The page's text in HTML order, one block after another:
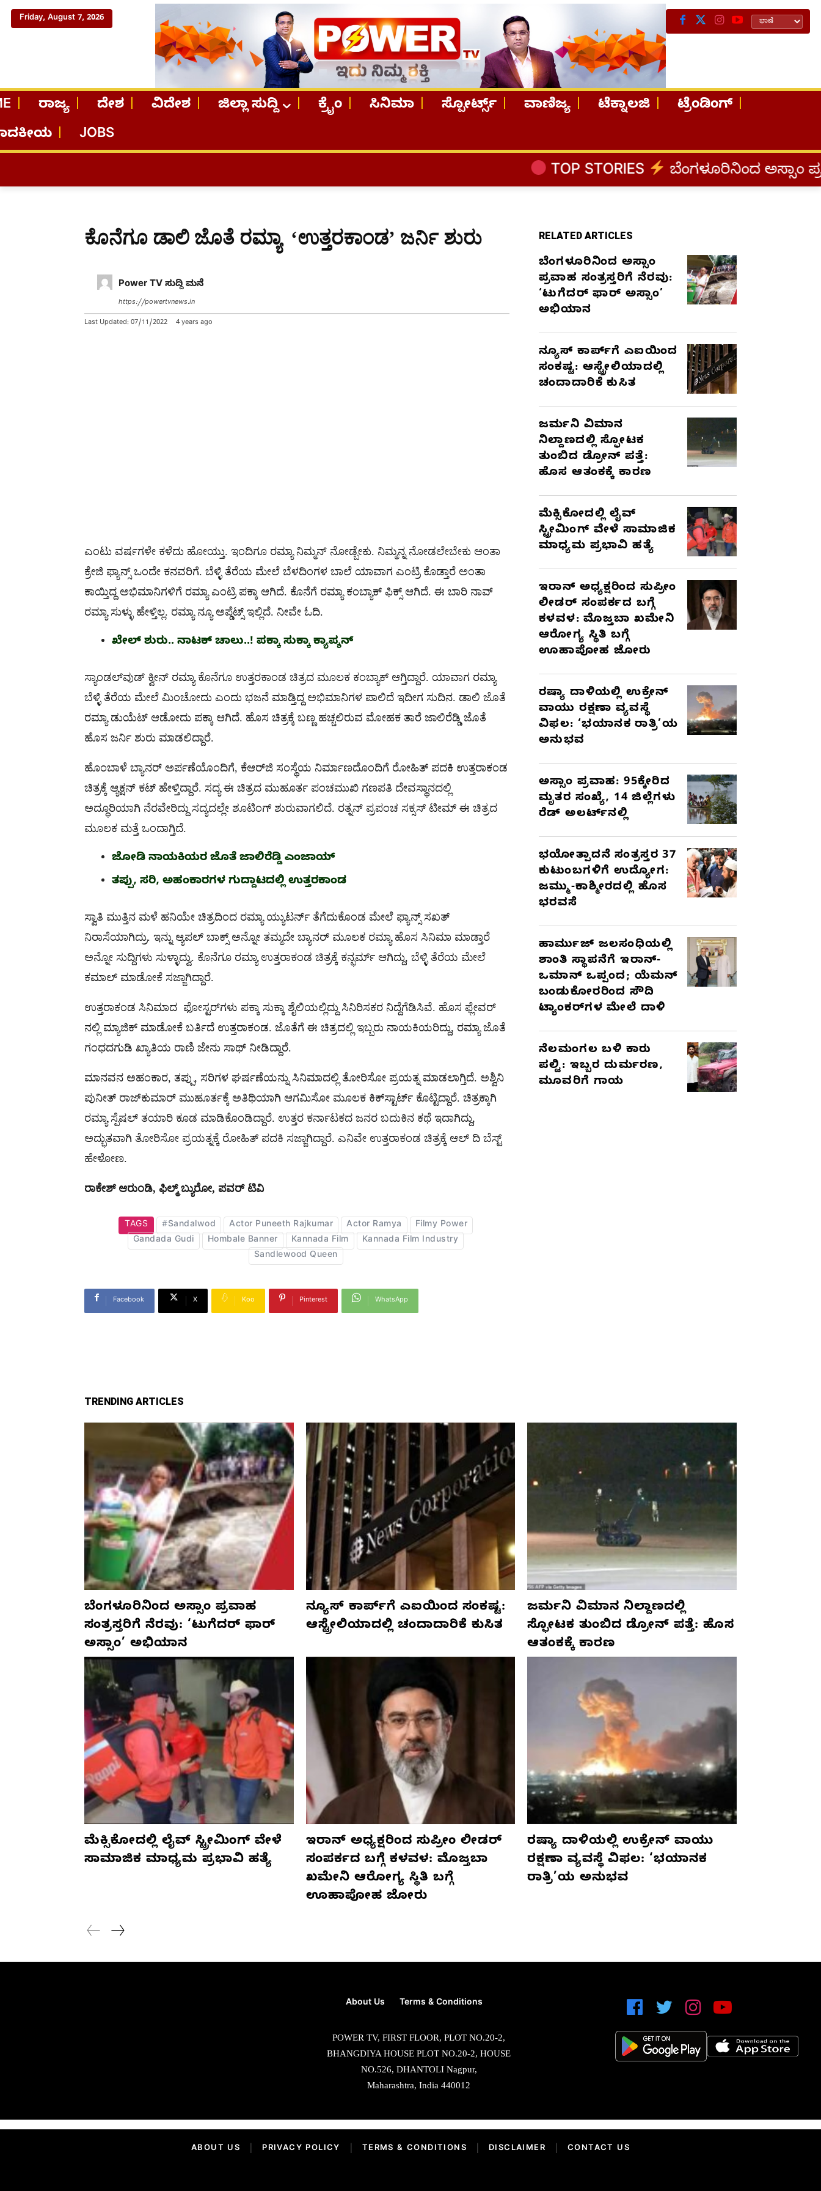
Friday, August 7, 2026
ರಾಜ್ಯ ದೇಶ ವಿದೇಶ ಜಿಲ್ಲಾ ಸುದ್ದಿ ಕ್ರೈಂ ಸಿನಿಮಾ ಸ್ಪೋರ್ಟ್ಸ್ ವಾಣಿಜ್ಯ ಟೆಕ್ನಾಲಜಿ
ಟ್ರೆಂಡಿಂಗ್
JOBS
TOP STORIES ಬೆಂಗಳೂರಿನಿಂದ ಅಸ್ಸಾಂ ಪ್ರವಾಹ
ಕೊನೆಗೂ ಡಾಲಿ ಜೊತೆ ರಮ್ಯಾ ‘ಉತ್ತರಕಾಂಡ’ ಜರ್ನಿ ಶುರು
Power TV ಸುದ್ದಿ ಮನೆ
https://powertvnews.in
Last Updated: 07/11/2022 4 years ago
ಎಂಟು ವರ್ಷಗಳೇ ಕಳೆದು ಹೋಯ್ತು. ಇಂದಿಗೂ ರಮ್ಯಾ ನಿಮ್ಮನ್​ ನೋಡ್ಬೇಕು. ನಿಮ್ಮನ್ನ ನೋಡಲೇಬೇಕು ಆಂತಾ
ಕ್ರೇಜಿ ಫ್ಯಾನ್ಸ್​ ಒಂದೇ ಕನವರಿಗೆ. ಬೆಳ್ಳಿ ತೆರೆಯ ಮೇಲೆ ಬೆಳದಿಂಗಳ ಬಾಲೆ ಯಾವಾಗ ಎಂಟ್ರಿ ಕೊಡ್ತಾರೆ ಅಂತಾ
ಕಾಯ್ತಿದ್ದ ಅಭಿಮಾನಿಗಳಿಗೆ ರಮ್ಯಾ ಎಂಟ್ರಿ ಪಕ್ಕಾ ಆಗಿದೆ. ಕೊನೆಗೆ ರಮ್ಯಾ ಕಂಬ್ಯಾಕ್​​ ಫಿಕ್ಸ್​ ಆಗಿದೆ. ಈ ಬಾರಿ ನಾವ್​​
ರಮ್ಯಾ ಸುಳ್ಳು ಹೇಳ್ತಿಲ್ಲ. ರಮ್ಯಾ ನ್ಯೂ ಅಪ್ಡೆಟ್ಸ್​​ ಇಲ್ಲಿದೆ. ನೀವೇ ಓದಿ.
ಖೇಲ್​ ಶುರು.. ನಾಟಕ್​​ ಚಾಲು..! ಪಕ್ಕಾ ಸುಕ್ಕಾ ಕ್ಯಾಪ್ಶನ್
ಸ್ಯಾಂಡಲ್​ವುಡ್​​ ಕ್ವೀನ್​​ ರಮ್ಯಾ ಕೊನೆಗೂ ಉತ್ತರಕಾಂಡ ಚಿತ್ರದ ಮೂಲಕ ಕಂಬ್ಯಾಕ್​ ಆಗ್ತಿದ್ದಾರೆ. ಯಾವಾಗ ರಮ್ಯಾ
ಬೆಳ್ಳಿ ತೆರೆಯ ಮೇಲೆ ಮಿಂಚೋದು ಎಂದು ಭಜನೆ ಮಾಡ್ತಿದ್ದ ಅಭಿಮಾನಿಗಳ ಪಾಲಿದೆ ಇದೀಗ ಸುದಿನ. ಡಾಲಿ ಜೊತೆ
ರಮ್ಯಾ ಡುಯೆಟ್ ಆಡೋದು​​ ಪಕ್ಕಾ ಆಗಿದೆ. ಹೊಸ ಚಿತ್ರಕ್ಕೆ ಬಣ್ಣ ಹಚ್ಚಲಿರುವ ಮೋಹಕ ತಾರೆ ಜಾಲಿರೆಡ್ಡಿ ಜೊತೆ
ಹೊಸ ಜರ್ನಿ ಶುರು ಮಾಡಲಿದ್ದಾರೆ.
ಹೊಂಬಾಳೆ ಬ್ಯಾನರ್​​ ಅರ್ಪಣೆಯೊಂದಿಗೆ, ಕೆಆರ್​​ಜಿ ಸಂಸ್ಥೆಯ ನಿರ್ಮಾಣದೊಂದಿಗೆ ರೋಹಿತ್​ ಪದಕಿ ಉತ್ತರಾಕಂಡ
ಚಿತ್ರಕ್ಕೆ ಆ್ಯಕ್ಷನ್​ ಕಟ್​​ ಹೇಳ್ತಿದ್ದಾರೆ. ಸದ್ಯ ಈ ಚಿತ್ರದ ಮುಹೂರ್ತ ಪಂಚಮುಖಿ ಗಣಪತಿ ದೇವಸ್ಥಾನದಲ್ಲಿ
ಅದ್ಧೂರಿಯಾಗಿ ನೆರವೇರಿದ್ದು ಸದ್ಯದಲ್ಲೇ ಶೂಟಿಂಗ್​ ಶುರುವಾಗಲಿದೆ. ರತ್ನನ್​ ಪ್ರಪಂಚ ಸಕ್ಸಸ್​​​ ಟೀಮ್​ ಈ ಚಿತ್ರದ
ಮೂಲಕ ಮತ್ತೆ ಒಂದಾಗ್ತಿದೆ.
ಜೋಡಿ ನಾಯಕಿಯರ ಜೊತೆ ಜಾಲಿರೆಡ್ಡಿ ಎಂಜಾಯ್​
ತಪ್ಪು, ಸರಿ, ಅಹಂಕಾರಗಳ ಗುದ್ದಾಟದಲ್ಲಿ ಉತ್ತರಕಾಂಡ
ಸ್ವಾತಿ ಮುತ್ತಿನ ಮಳೆ ಹನಿಯೇ ಚಿತ್ರದಿಂದ ರಮ್ಯಾ ಯ್ಯುಟರ್ನ್​​​ ತೆಗೆದುಕೊಂಡ ಮೇಲೆ ಫ್ಯಾನ್ಸ್​​ ಸಖತ್
ನಿರಾಸೆಯಾಗಿದ್ರು. ಇನ್ನು ಆ್ಯಪಲ್​ ಬಾಕ್ಸ್​​ ಅನ್ನೋ ತಮ್ಮದೇ ಬ್ಯಾನರ್​ ಮೂಲಕ ರಮ್ಯಾ ಹೊಸ ಸಿನಿಮಾ ಮಾಡ್ತಾರೆ
ಅನ್ನೋ ಸುದ್ದಿಗಳು ಸುಳ್ಳಾದ್ವು. ಕೊನೆಗೂ ರಮ್ಯಾ ಉತ್ತರಾಕಂಡ ಚಿತ್ರಕ್ಕೆ ಕನ್ಫರ್ಮ್​ ಆಗಿದ್ದು, ಬೆಳ್ಳಿ ತೆರೆಯ ಮೇಲೆ
ಕಮಾಲ್​ ಮಾಡೋಕೆ ಸಜ್ಜಾಗಿದ್ದಾರೆ.
ಉತ್ತರಾಕಂಡ ಸಿನಿಮಾದ ಫೋಸ್ಟರ್​ಗಳು ಪಕ್ಕಾ ಸುಕ್ಕಾ ಶೈಲಿಯಲ್ಲಿದ್ದು ಸಿನಿರಿಸಕರ ನಿದ್ದೆಗೆಡಿಸಿವೆ. ಹೊಸ ಫ್ಲೇವರ್​
ನಲ್ಲಿ ಮ್ಯಾಜಿಕ್​ ಮಾಡೋಕೆ ಬರ್ತಿದೆ ಉತ್ತರಾಕಂಡ. ಜೊತೆಗೆ ಈ ಚಿತ್ರದಲ್ಲಿ ಇಬ್ಬರು ನಾಯಕಿಯರಿದ್ದು, ರಮ್ಯಾ ಜೊತೆ
ಗಂಧದಗುಡಿ ಖ್ಯಾತಿಯ ರಾಣಿ ಜೇನು ಸಾಥ್​ ನೀಡಿದ್ದಾರೆ.
ಮಾನವನ ಅಹಂಕಾರ, ತಪ್ಪು, ಸರಿಗಳ ಘರ್ಷಣೆಯನ್ನು ಸಿನಿಮಾದಲ್ಲಿ ತೋರಿಸೋ ಪ್ರಯತ್ನ ಮಾಡಲಾಗ್ತಿದೆ. ಅಶ್ವಿನಿ
ಪುನೀತ್​ ರಾಜ್​ಕುಮಾರ್​​ ಮುಹೂರ್ತಕ್ಕೆ ಅತಿಥಿಯಾಗಿ ಆಗಮಿಸೋ ಮೂಲಕ ಕಿಕ್​ಸ್ಟಾರ್ಟ್​ ಕೊಟ್ಟಿದ್ದಾರೆ. ಚಿತ್ರಕ್ಕಾಗಿ
ರಮ್ಯಾ ಸ್ಪೆಷಲ್​ ತಯಾರಿ ಕೂಡ ಮಾಡಿಕೊಂಡಿದ್ದಾರೆ. ಉತ್ತರ ಕರ್ನಾಟಕದ ಜನರ ಬದುಕಿನ ಕಥೆ ಇದಾಗಿದ್ದು,
ಅದ್ಭುತವಾಗಿ ತೋರಿಸೋ ಪ್ರಯತ್ನಕ್ಕೆ ರೋಹಿತ್​ ಪದಕಿ ಸಜ್ಜಾಗಿದ್ದಾರೆ. ಎನಿವೇ ಉತ್ತರಾಕಂಡ ಚಿತ್ರಕ್ಕೆ ಆಲ್​ ದಿ ಬೆಸ್ಟ್​​
ಹೇಳೋಣ.
ರಾಕೇಶ್​ ಆರುಂಡಿ, ಫಿಲ್ಮ್​ ಬ್ಯುರೋ, ಪವರ್ ಟಿವಿ
TAGS #Sandalwod Actor Puneeth Rajkumar Actor Ramya
Filmy Power
Gandada Gudi
Hombale Banner Kannada Film
Kannada Film Industry
Sandlewood Queen
Facebook X Koo Pinterest WhatsApp
RELATED ARTICLES
ಬೆಂಗಳೂರಿನಿಂದ ಅಸ್ಸಾಂ
ಪ್ರವಾಹ ಸಂತ್ರಸ್ತರಿಗೆ ನೆರವು:
‘ಟುಗೆದರ್ ಫಾರ್ ಅಸ್ಸಾಂ’
ಅಭಿಯಾನ
ನ್ಯೂಸ್ ಕಾರ್ಪ್‌ಗೆ ಎಐಯಿಂದ
ಸಂಕಷ್ಟ: ಆಸ್ಟ್ರೇಲಿಯಾದಲ್ಲಿ
ಚಂದಾದಾರಿಕೆ ಕುಸಿತ
ಜರ್ಮನಿ ವಿಮಾನ
ನಿಲ್ದಾಣದಲ್ಲಿ ಸ್ಫೋಟಕ
ತುಂಬಿದ ಡ್ರೋನ್ ಪತ್ತೆ:
ಹೊಸ ಆತಂಕಕ್ಕೆ ಕಾರಣ
ಮೆಕ್ಸಿಕೋದಲ್ಲಿ ಲೈವ್
ಸ್ಟ್ರೀಮಿಂಗ್ ವೇಳೆ ಸಾಮಾಜಿಕ
ಮಾಧ್ಯಮ ಪ್ರಭಾವಿ ಹತ್ಯೆ
ಇರಾನ್ ಅಧ್ಯಕ್ಷರಿಂದ ಸುಪ್ರೀಂ
ಲೀಡರ್ ಸಂಪರ್ಕದ ಬಗ್ಗೆ
ಕಳವಳ: ಮೊಜ್ತಬಾ ಖಮೇನಿ
ಆರೋಗ್ಯ ಸ್ಥಿತಿ ಬಗ್ಗೆ
ಊಹಾಪೋಹ ಜೋರು
ರಷ್ಯಾ ದಾಳಿಯಲ್ಲಿ ಉಕ್ರೇನ್
ವಾಯು ರಕ್ಷಣಾ ವ್ಯವಸ್ಥೆ
ವಿಫಲ: ‘ಭಯಾನಕ ರಾತ್ರಿ’ಯ
ಅನುಭವ
ಅಸ್ಸಾಂ ಪ್ರವಾಹ: 95ಕ್ಕೇರಿದ
ಮೃತರ ಸಂಖ್ಯೆ, 14 ಜಿಲ್ಲೆಗಳು
ರೆಡ್ ಅಲರ್ಟ್‌ನಲ್ಲಿ
ಭಯೋತ್ಪಾದನೆ ಸಂತ್ರಸ್ತರ 37
ಕುಟುಂಬಗಳಿಗೆ ಉದ್ಯೋಗ:
ಜಮ್ಮು-ಕಾಶ್ಮೀರದಲ್ಲಿ ಹೊಸ
ಭರವಸೆ
ಹಾರ್ಮುಜ್ ಜಲಸಂಧಿಯಲ್ಲಿ
ಶಾಂತಿ ಸ್ಥಾಪನೆಗೆ ಇರಾನ್-
ಒಮಾನ್ ಒಪ್ಪಂದ; ಯೆಮನ್
ಬಂಡುಕೋರರಿಂದ ಸೌದಿ
ಟ್ಯಾಂಕರ್‌ಗಳ ಮೇಲೆ ದಾಳಿ
ನೆಲಮಂಗಲ ಬಳಿ ಕಾರು
ಪಲ್ಟಿ: ಇಬ್ಬರ ದುರ್ಮರಣ,
ಮೂವರಿಗೆ ಗಾಯ
TRENDING ARTICLES
ಬೆಂಗಳೂರಿನಿಂದ ಅಸ್ಸಾಂ ಪ್ರವಾಹ
ಸಂತ್ರಸ್ತರಿಗೆ ನೆರವು: ‘ಟುಗೆದರ್ ಫಾರ್
ಅಸ್ಸಾಂ’ ಅಭಿಯಾನ
ನ್ಯೂಸ್ ಕಾರ್ಪ್‌ಗೆ ಎಐಯಿಂದ ಸಂಕಷ್ಟ:
ಆಸ್ಟ್ರೇಲಿಯಾದಲ್ಲಿ ಚಂದಾದಾರಿಕೆ ಕುಸಿತ
ಜರ್ಮನಿ ವಿಮಾನ ನಿಲ್ದಾಣದಲ್ಲಿ
ಸ್ಫೋಟಕ ತುಂಬಿದ ಡ್ರೋನ್ ಪತ್ತೆ: ಹೊಸ
ಆತಂಕಕ್ಕೆ ಕಾರಣ
ಮೆಕ್ಸಿಕೋದಲ್ಲಿ ಲೈವ್ ಸ್ಟ್ರೀಮಿಂಗ್ ವೇಳೆ
ಸಾಮಾಜಿಕ ಮಾಧ್ಯಮ ಪ್ರಭಾವಿ ಹತ್ಯೆ
ಇರಾನ್ ಅಧ್ಯಕ್ಷರಿಂದ ಸುಪ್ರೀಂ ಲೀಡರ್
ಸಂಪರ್ಕದ ಬಗ್ಗೆ ಕಳವಳ: ಮೊಜ್ತಬಾ
ಖಮೇನಿ ಆರೋಗ್ಯ ಸ್ಥಿತಿ ಬಗ್ಗೆ
ಊಹಾಪೋಹ ಜೋರು
ರಷ್ಯಾ ದಾಳಿಯಲ್ಲಿ ಉಕ್ರೇನ್ ವಾಯು
ರಕ್ಷಣಾ ವ್ಯವಸ್ಥೆ ವಿಫಲ: ‘ಭಯಾನಕ
ರಾತ್ರಿ’ಯ ಅನುಭವ
About Us Terms & Conditions
POWER TV, FIRST FLOOR, PLOT NO.20-2,
BHANGDIYA HOUSE PLOT NO.20-2, HOUSE
NO.526, DHANTOLI Nagpur,
Maharashtra, India 440012
ABOUT US PRIVACY POLICY TERMS & CONDITIONS DISCLAIMER CONTACT US